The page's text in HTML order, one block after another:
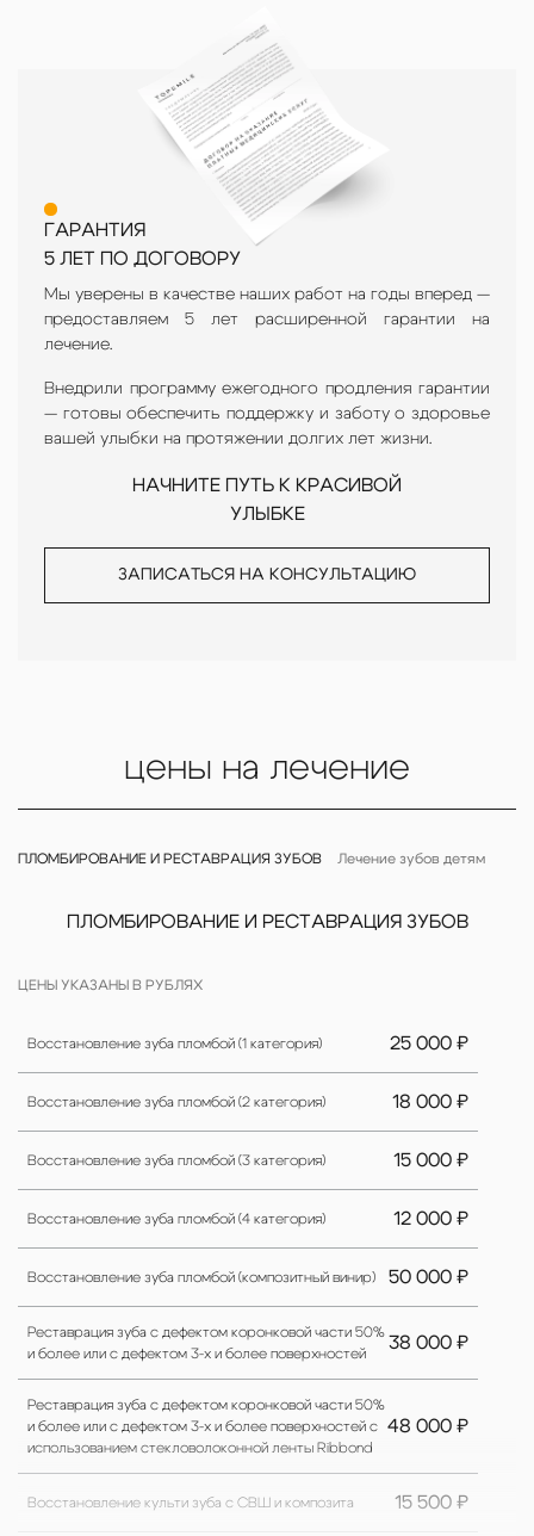
ГАРАНТИЯ
5 ЛЕТ ПО ДОГОВОРУ
Мы уверены в качестве наших работ на годы вперед —
предоставляем 5 лет расширенной гарантии на
лечение.
Внедрили программу ежегодного продления гарантии
— готовы обеспечить поддержку и заботу о здоровье
вашей улыбки на протяжении долгих лет жизни.
НАЧНИТЕ ПУТЬ К КРАСИВОЙ
УЛЫБКЕ
ЗАПИСАТЬСЯ НА КОНСУЛЬТАЦИЮ
цены на лечение
ПЛОМБИРОВАНИЕ И РЕСТАВРАЦИЯ ЗУБОВ Лечение зубов детям
ПЛОМБИРОВАНИЕ И РЕСТАВРАЦИЯ ЗУБОВ
ЦЕНЫ УКАЗАНЫ В РУБЛЯХ
Восстановление зуба пломбой (1 категория) 25 000 ₽
Восстановление зуба пломбой (2 категория) 18 000 ₽
Восстановление зуба пломбой (3 категория) 15 000 ₽
Восстановление зуба пломбой (4 категория) 12 000 ₽
Восстановление зуба пломбой (композитный винир) 50 000 ₽
Реставрация зуба с дефектом коронковой части 50%
и более или с дефектом 3-х и более поверхностей
38 000 ₽
Реставрация зуба с дефектом коронковой части 50%
и более или с дефектом 3-х и более поверхностей с
использованием стекловолоконной ленты Ribbond
48 000 ₽
Восстановление культи зуба с СВШ и композита 15 500 ₽